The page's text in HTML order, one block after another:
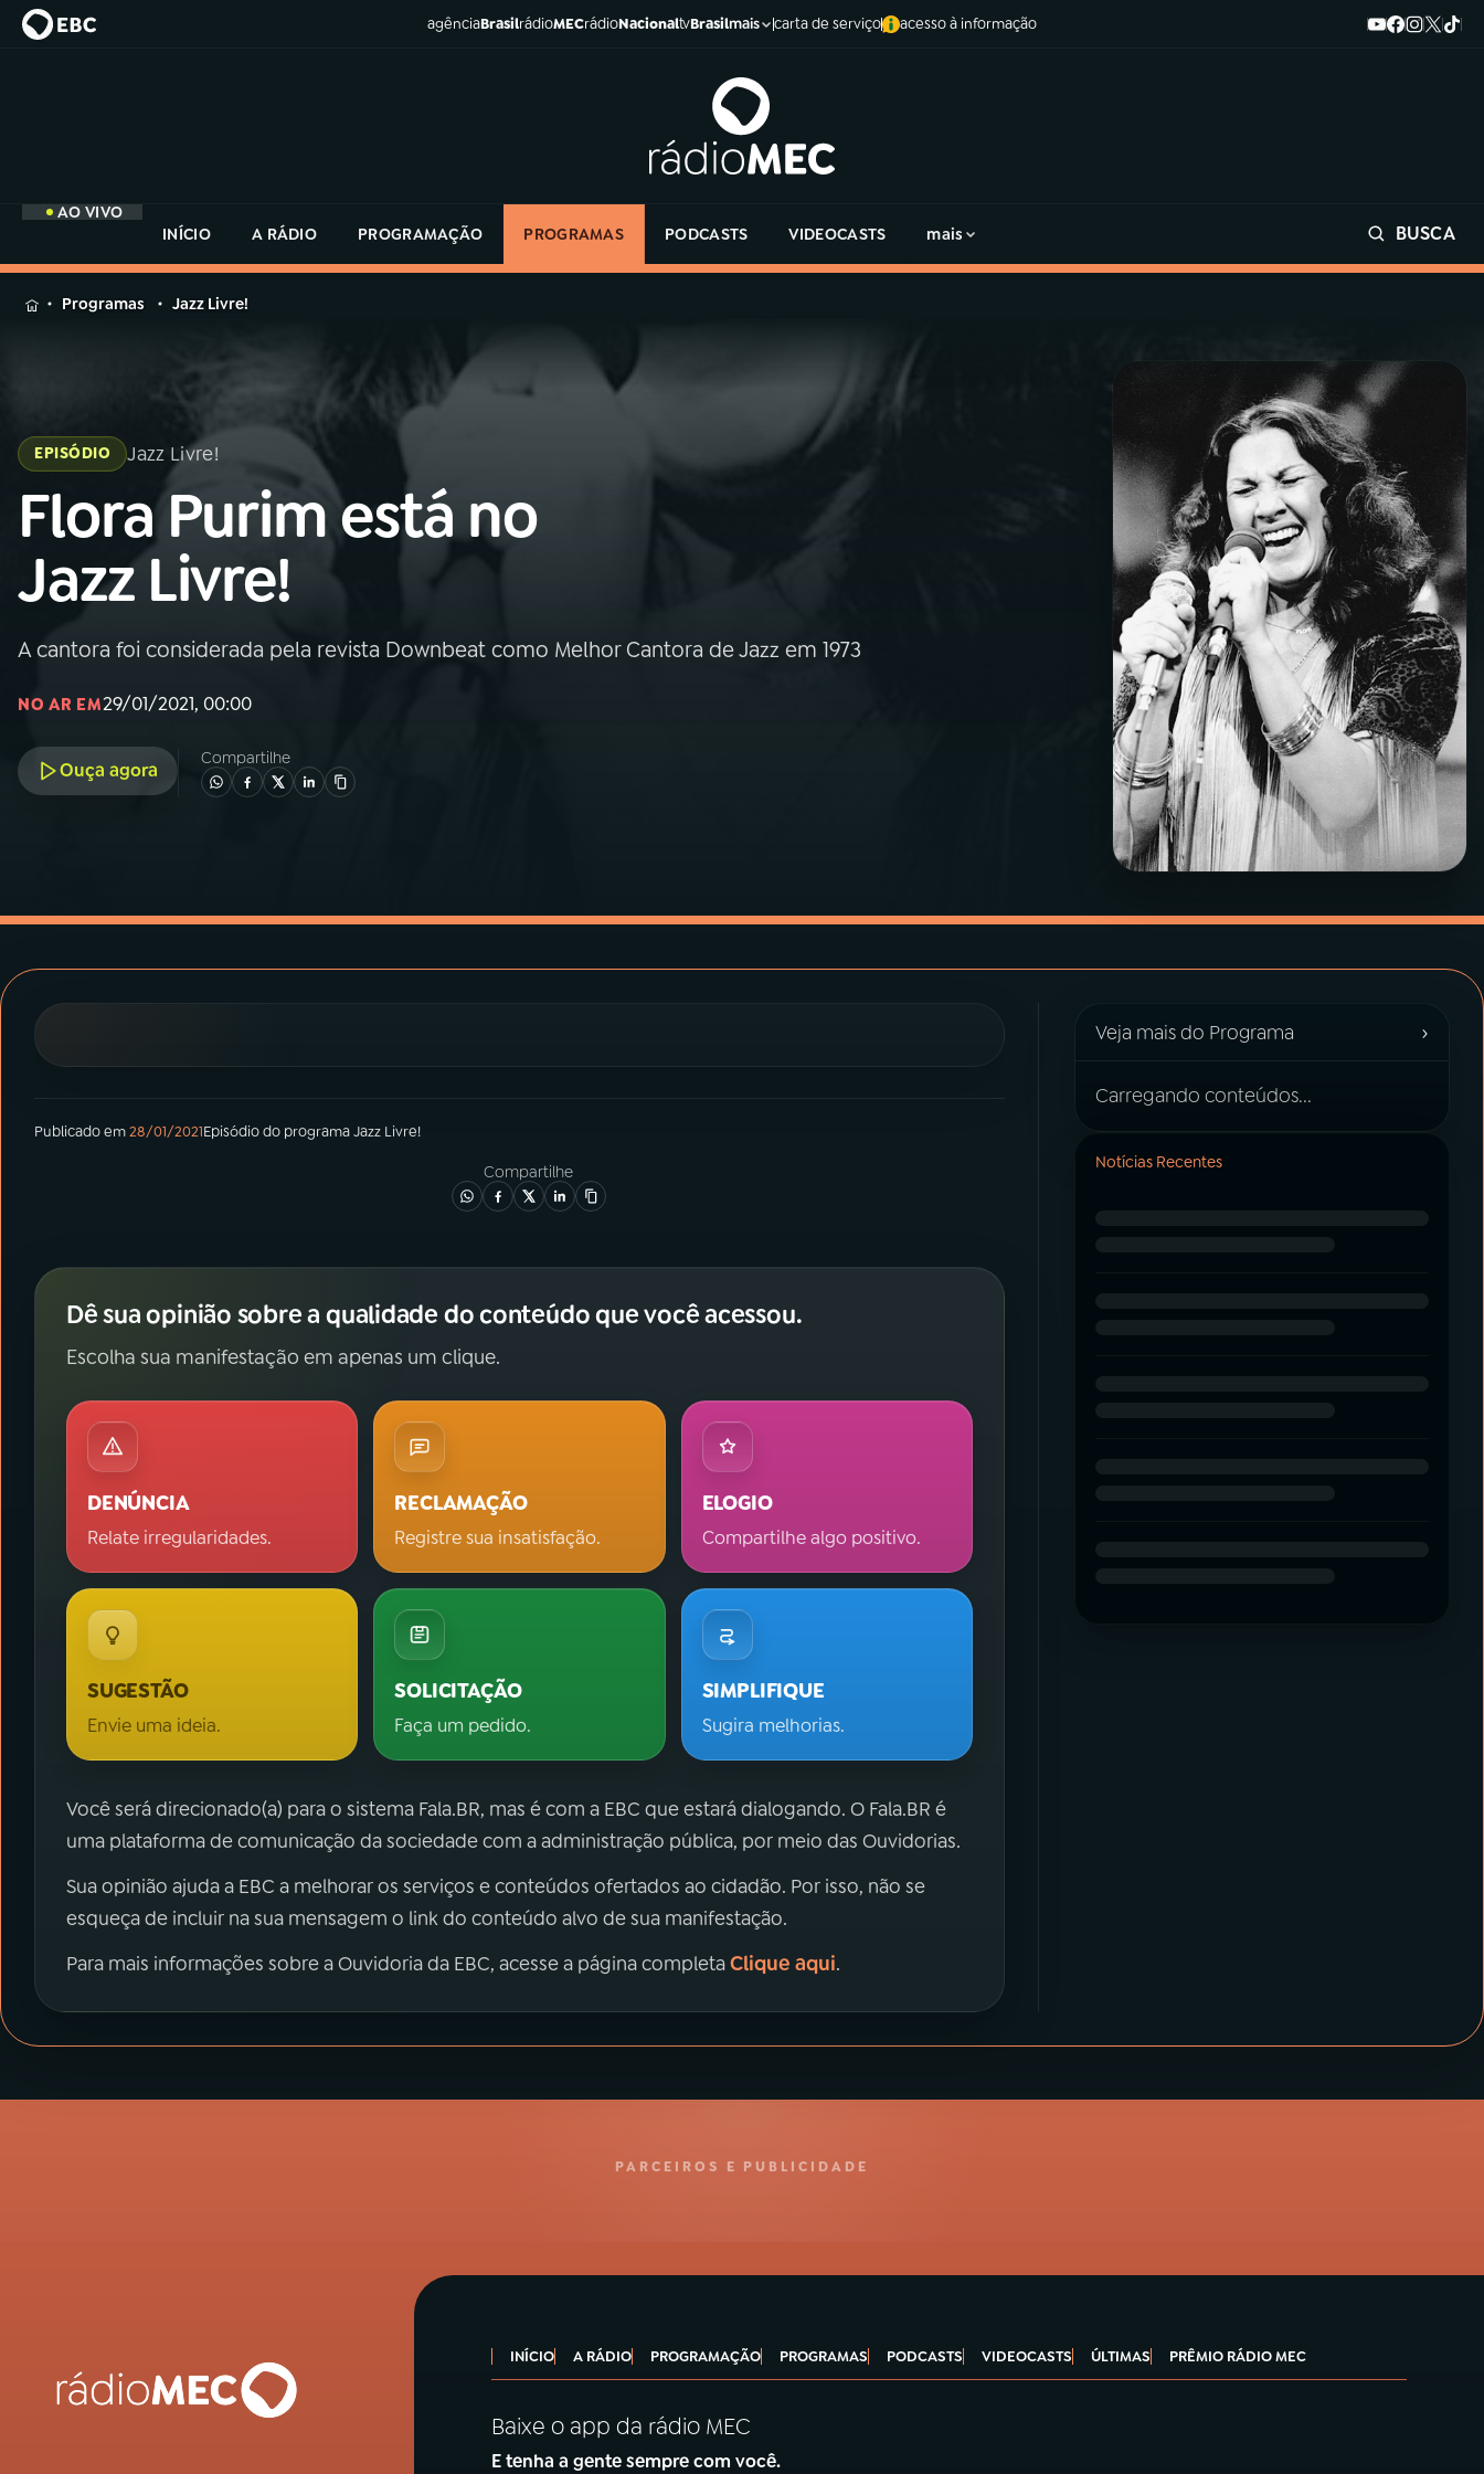
agênciaBrasilrádioMECrádioNacionaltvBrasilmais carta de serviço acesso à informação
AO VIVO
INÍCIO
A RÁDIO PROGRAMAÇÃO PROGRAMAS PODCASTS VIDEOCASTS mais BUSCA
MENU
na
Rádio
MEC
AO VIVO
03PROGRAMAÇÃO
04PROGRAMAS
06VIDEOCASTS
08PRÊMIO RÁDIO MEC
ACOMPANHE A RÁDIO MEC
TikTok
Programas Jazz Livre!
EPISÓDIO Jazz Livre!
Flora Purim está no
Jazz Livre!
A cantora foi considerada pela revista Downbeat como Melhor Cantora de Jazz em 1973
NO AR EM29/01/2021, 00:00
Ouça agora
Compartilhe
Publicado em28/01/2021Episódiodo programaJazz Livre!
Compartilhe
Dê sua opinião sobre a qualidade do conteúdo que você acessou.
Escolha sua manifestação em apenas um clique.
DENÚNCIA
Relate irregularidades.
RECLAMAÇÃO
Registre sua insatisfação.
ELOGIO
Compartilhe algo positivo.
SUGESTÃO
Envie uma ideia.
SOLICITAÇÃO
Faça um pedido.
SIMPLIFIQUE
Sugira melhorias.
Você será direcionado(a) para o sistema Fala.BR, mas é com a EBC que estará dialogando. O Fala.BR é
uma plataforma de comunicação da sociedade com a administração pública, por meio das Ouvidorias.
Sua opinião ajuda a EBC a melhorar os serviços e conteúdos ofertados ao cidadão. Por isso, não se
esqueça de incluir na sua mensagem o link do conteúdo alvo de sua manifestação.
Para mais informações sobre a Ouvidoria da EBC, acesse a página completaClique aqui.
Veja mais do Programa ›
Carregando conteúdos...
Notícias Recentes
PARCEIROS E PUBLICIDADE
INÍCIO A RÁDIO PROGRAMAÇÃO PROGRAMAS PODCASTS VIDEOCASTS ÚLTIMAS PRÊMIO RÁDIO MEC
Baixe o app da rádio MEC
E tenha a gente sempre com você.